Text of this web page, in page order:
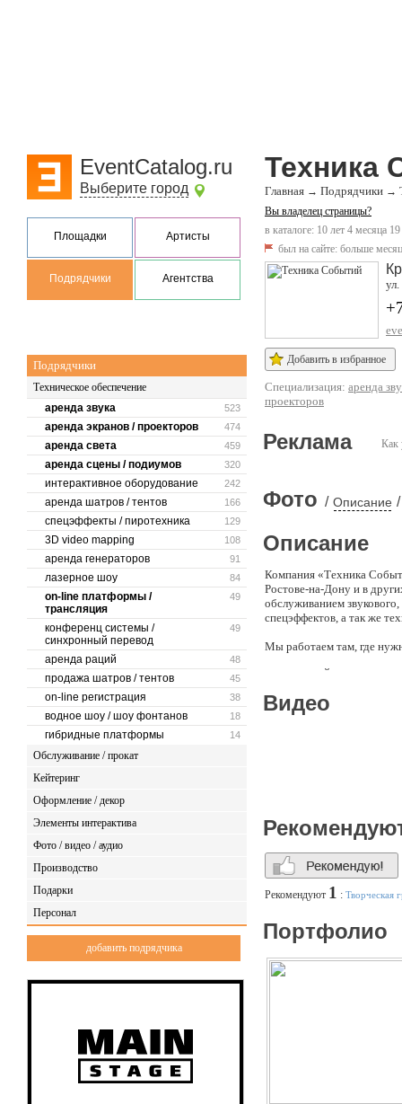
EventCatalog.ru
Выберите город
Площадки Артисты
Подрядчики Агентства
Подрядчики
Техническое обеспечение
523
аренда звука
474
аренда экранов / проекторов
459
аренда света
320
аренда сцены / подиумов
242
интерактивное оборудование
166
аренда шатров / тентов
129
спецэффекты / пиротехника
108
3D video mapping
91
аренда генераторов
84
лазерное шоу
49
on-line платформы /
трансляция
49
конференц системы /
синхронный перевод
48
аренда раций
45
продажа шатров / тентов
38
on-line регистрация
18
водное шоу / шоу фонтанов
14
гибридные платформы
Обслуживание / прокат
Кейтеринг
Оформление / декор
Элементы интерактива
Фото / видео / аудио
Производство
Подарки
Персонал
добавить подрядчика
Техника
Главная → Подрядчики →
Вы владелец страницы?
в каталоге: 10 лет 4 месяца
был на сайте: больше
Добавить в избранное
Специализация: аренда
проекторов
Как
Реклама
Фото / Описание /
Описание
Компания «Техника
Ростове-на-Дону и в
обслуживанием
спецэффектов, а так же
Мы работаем там, где
онлайн
корпоративные
частные события
Компания «Техника
выполнять любые
оперативно решать
Видео
Рекомендуют 1 : Творческая
Портфолио